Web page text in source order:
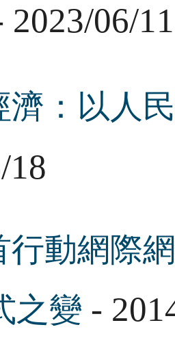
2023/06/11
濟：以人
18
行動網際
之變 -